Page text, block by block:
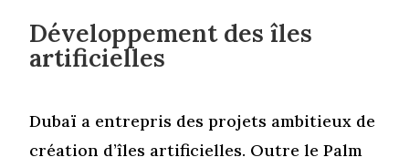
Développement des îles
artificielles
Dubaï a entrepris des projets ambitieux de
création d’îles artificielles. Outre le Palm